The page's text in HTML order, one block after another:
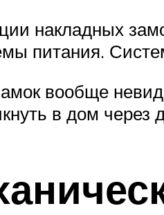
накладных
питания.
вообще
в дом